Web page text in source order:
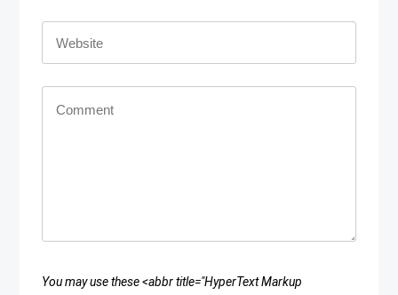
You may use these <abbr title="HyperText Markup